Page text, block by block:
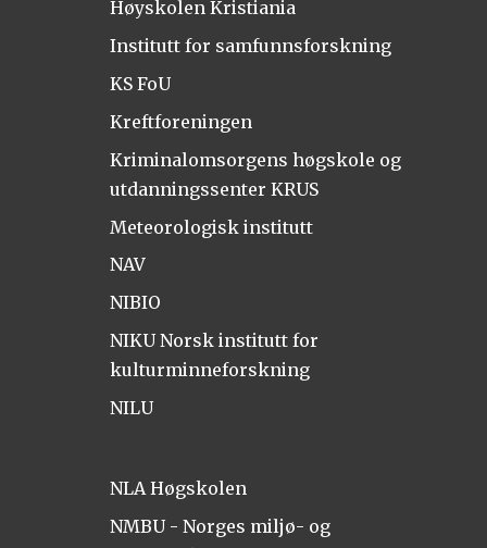
Høyskolen Kristiania
Institutt for samfunnsforskning
KS FoU
Kreftforeningen
Kriminalomsorgens høgskole og
utdanningssenter KRUS
Meteorologisk institutt
NAV
NIBIO
NIKU Norsk institutt for
kulturminneforskning
NILU
NLA Høgskolen
NMBU - Norges miljø- og